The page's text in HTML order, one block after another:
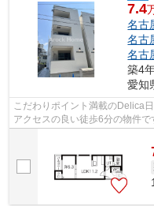
7.4
名古
名古
名古
築4
愛知
こだわりポイント満載のDelica
アクセスの良い徒歩6分の物件